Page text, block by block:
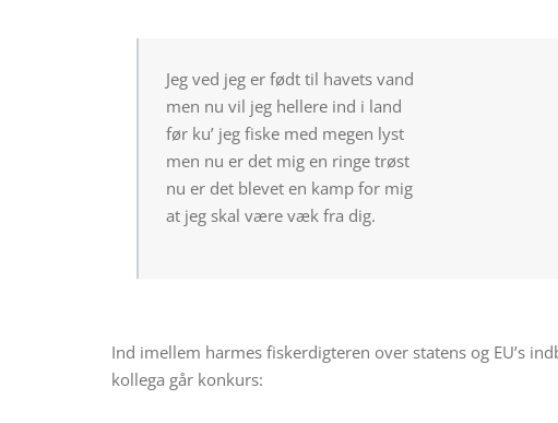
Jeg ved jeg er født til havets vand
men nu vil jeg hellere ind i land
før ku’ jeg fiske med megen lyst
men nu er det mig en ringe trøst
nu er det blevet en kamp for mig
at jeg skal være væk fra dig.
Ind imellem harmes fiskerdigteren over statens og EU’s
kollega går konkurs: